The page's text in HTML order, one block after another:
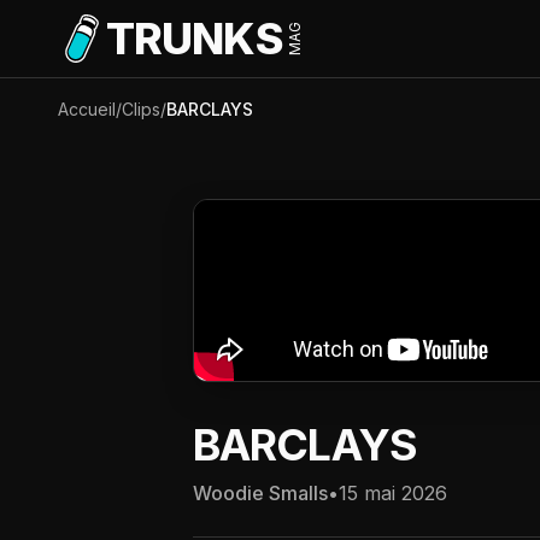
Aller au contenu principal
TRUNKSMAG
Accueil/Clips/BARCLAYS
BARCLAYS
Woodie Smalls•15 mai 2026